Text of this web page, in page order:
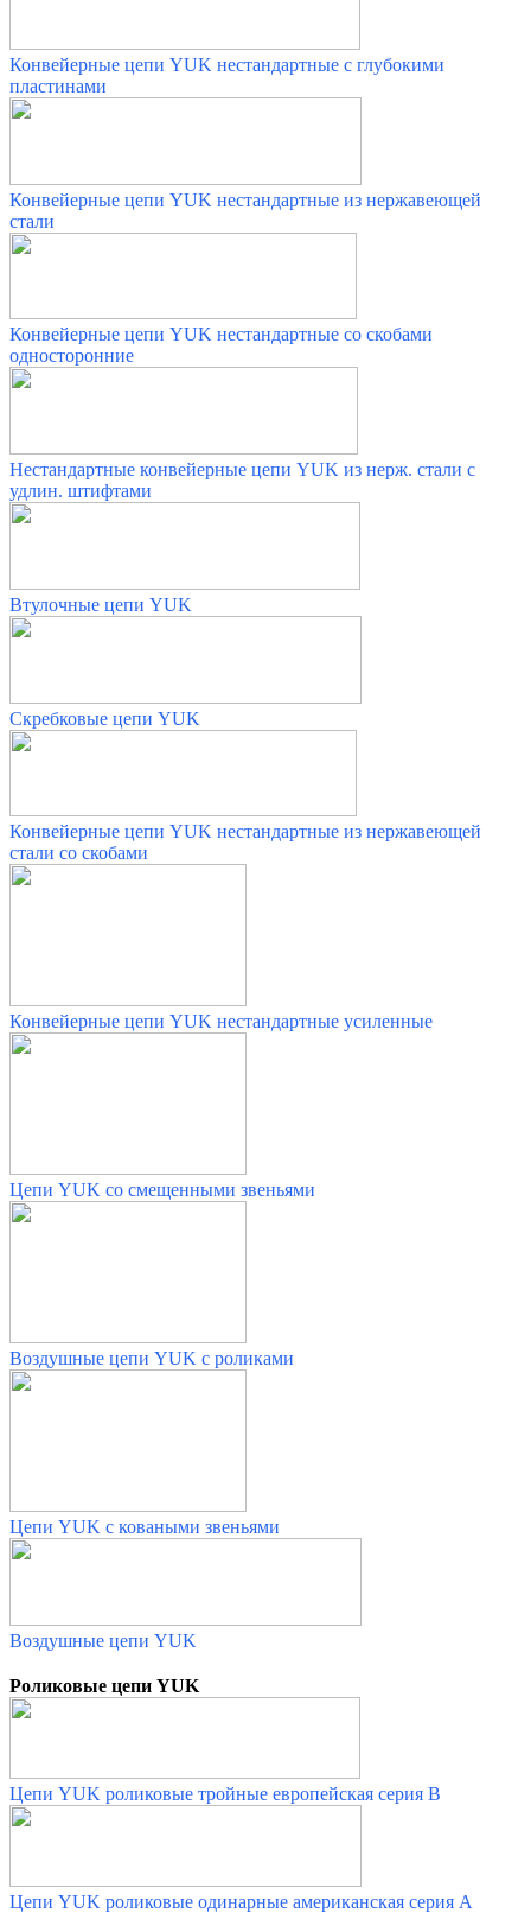
Конвейерные цепи YUK нестандартные с глубокими
пластинами
Конвейерные цепи YUK нестандартные из нержавеющей
стали
Конвейерные цепи YUK нестандартные со скобами
односторонние
Нестандартные конвейерные цепи YUK из нерж. стали с
удлин. штифтами
Втулочные цепи YUK
Скребковые цепи YUK
Конвейерные цепи YUK нестандартные из нержавеющей
стали со скобами
Конвейерные цепи YUK нестандартные усиленные
Цепи YUK со смещенными звеньями
Воздушные цепи YUK с роликами
Цепи YUK с коваными звеньями
Воздушные цепи YUK
Роликовые цепи YUK
Цепи YUK роликовые тройные европейская серия В
Цепи YUK роликовые одинарные американская серия А